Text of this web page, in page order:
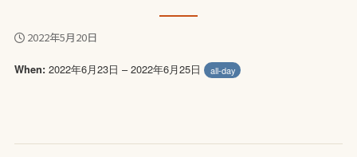
2022年5月20日
When: 2022年6月23日 – 2022年6月25日 all-day